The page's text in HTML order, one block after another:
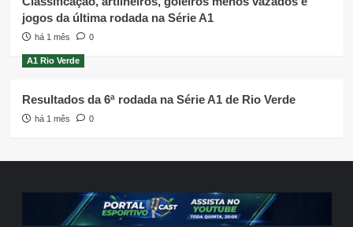
jogos da última rodada na Série A1
há 1 mês 0
A1 Rio Verde
Resultados da 6ª rodada na Série A1 de Rio Verde
há 1 mês 0